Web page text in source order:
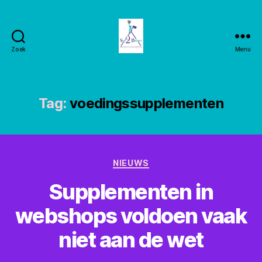
Zoek Menu
Tag: voedingssupplementen
Categorieën
NIEUWS
Supplementen in
webshops voldoen vaak
niet aan de wet